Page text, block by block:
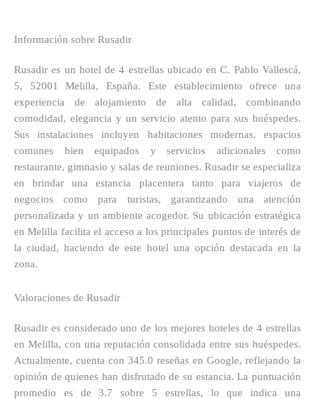
Información sobre Rusadir
Rusadir es un hotel de 4 estrellas ubicado en C. Pablo Vallescá,
5, 52001 Melilla, España. Este establecimiento ofrece una
experiencia de alojamiento de alta calidad, combinando
comodidad, elegancia y un servicio atento para sus huéspedes.
Sus instalaciones incluyen habitaciones modernas, espacios
comunes bien equipados y servicios adicionales como
restaurante, gimnasio y salas de reuniones. Rusadir se especializa
en brindar una estancia placentera tanto para viajeros de
negocios como para turistas, garantizando una atención
personalizada y un ambiente acogedor. Su ubicación estratégica
en Melilla facilita el acceso a los principales puntos de interés de
la ciudad, haciendo de este hotel una opción destacada en la
zona.
Valoraciones de Rusadir
Rusadir es considerado uno de los mejores hoteles de 4 estrellas
en Melilla, con una reputación consolidada entre sus huéspedes.
Actualmente, cuenta con 345.0 reseñas en Google, reflejando la
opinión de quienes han disfrutado de su estancia. La puntuación
promedio es de 3.7 sobre 5 estrellas, lo que indica una